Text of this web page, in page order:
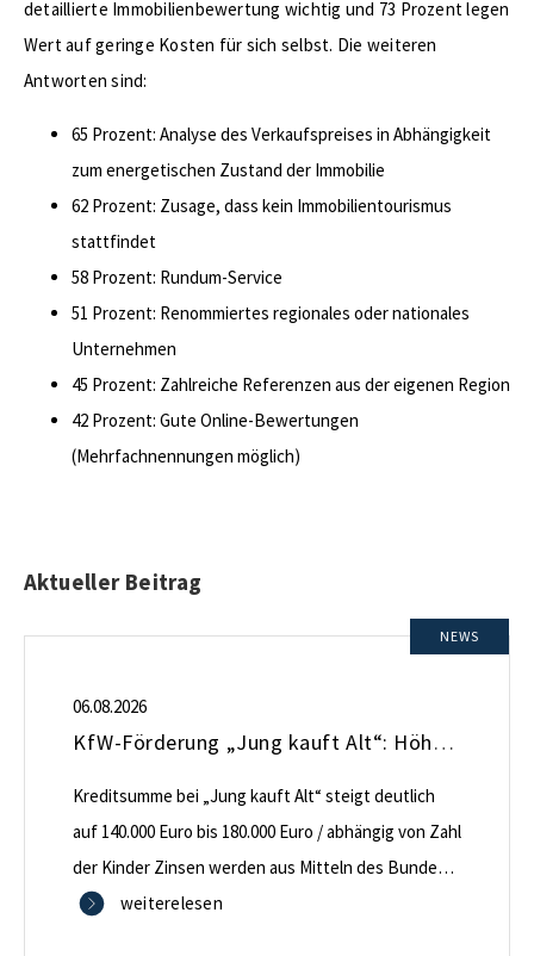
detaillierte Immobilienbewertung wichtig und 73 Prozent legen
Wert auf geringe Kosten für sich selbst. Die weiteren
Antworten sind:
65 Prozent: Analyse des Verkaufspreises in Abhängigkeit
zum energetischen Zustand der Immobilie
62 Prozent: Zusage, dass kein Immobilientourismus
stattfindet
58 Prozent: Rundum-Service
51 Prozent: Renommiertes regionales oder nationales
Unternehmen
45 Prozent: Zahlreiche Referenzen aus der eigenen Region
42 Prozent: Gute Online-Bewertungen
(Mehrfachnennungen möglich)
Aktueller Beitrag
NEWS
06.08.2026
KfW-Förderung „Jung kauft Alt“: Höhere Kredite ab August 2026
Kreditsumme bei „Jung kauft Alt“ steigt deutlich
auf 140.000 Euro bis 180.000 Euro / abhängig von Zahl
der Kinder Zinsen werden aus Mitteln des Bundes
verbilligt: Heutiger Zins bei 0,53 Prozent effektiv bei
weiterelesen